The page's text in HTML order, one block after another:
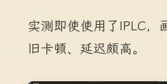
实测即使使用了IPLC，
旧卡顿、延迟颇高。